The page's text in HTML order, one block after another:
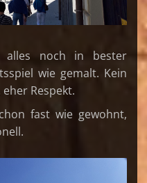
noch in bester
wie gemalt. Kein
Respekt.
fast wie gewohnt,